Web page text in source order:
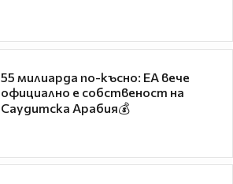
55 милиарда по-късно: EA вече
официално е собственост на
Саудитска Арабия💰